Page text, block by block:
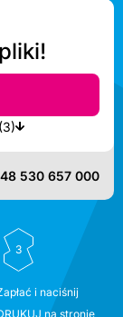
zdjęć (3)
530 657 000
3
i naciśnij
na stronie